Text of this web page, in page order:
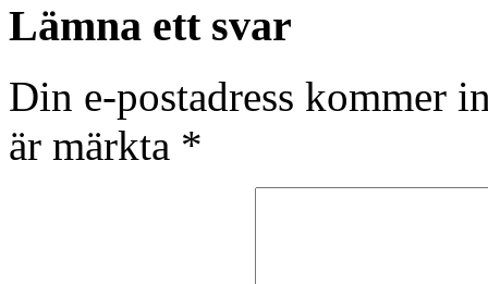
Lämna ett svar
Din e-postadress kommer
är märkta *